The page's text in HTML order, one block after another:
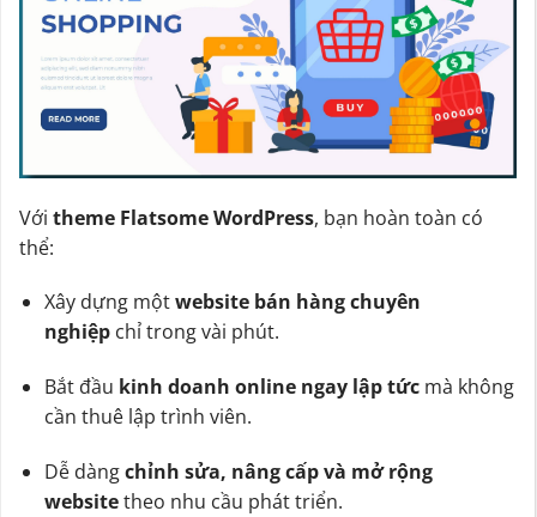
Với theme Flatsome WordPress, bạn hoàn toàn có
thể:
Xây dựng mộtwebsite bán hàng chuyên
nghiệpchỉ trong vài phút.
Bắt đầu kinh doanh online ngay lập tứcmà không
cần thuê lập trình viên.
Dễ dàngchỉnh sửa, nâng cấp và mở rộng
websitetheo nhu cầu phát triển.